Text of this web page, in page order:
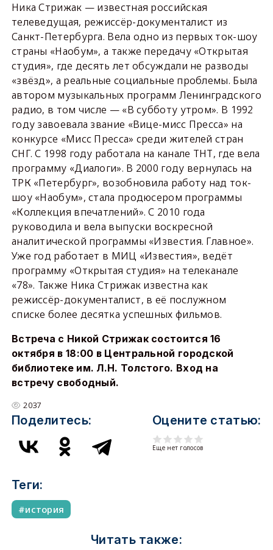
Ника Стрижак — известная российская
телеведущая, режиссёр-документалист из
Санкт-Петербурга. Вела одно из первых ток-шоу
страны «Наобум», а также передачу «Открытая
студия», где десять лет обсуждали не разводы
«звёзд», а реальные социальные проблемы. Была
автором музыкальных программ Ленинградского
радио, в том числе — «В субботу утром». В 1992
году завоевала звание «Вице-мисс Пресса» на
конкурсе «Мисс Пресса» среди жителей стран
СНГ. С 1998 году работала на канале ТНТ, где вела
программу «Диалоги». В 2000 году вернулась на
ТРК «Петербург», возобновила работу над ток-
шоу «Наобум», стала продюсером программы
«Коллекция впечатлений». С 2010 года
руководила и вела выпуски воскресной
аналитической программы «Известия. Главное».
Уже год работает в МИЦ «Известия», ведёт
программу «Открытая студия» на телеканале
«78». Также Ника Стрижак известна как
режиссёр-документалист, в её послужном
списке более десятка успешных фильмов.
Встреча с Никой Стрижак состоится 16
октября в 18:00 в Центральной городской
библиотеке им. Л.Н. Толстого. Вход на
встречу свободный.
2037
Поделитесь: Оцените статью:
Еще нет голосов
Теги:
история
Читать также: